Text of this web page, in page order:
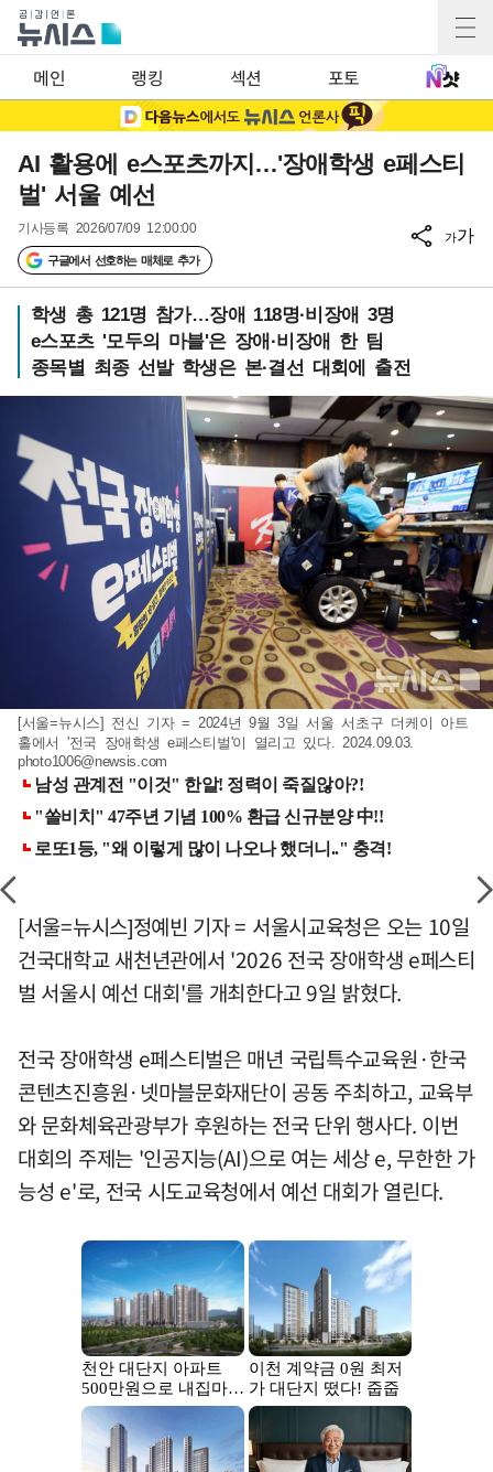
메인 랭킹 섹션 포토
AI 활용에 e스포츠까지…'장애학생 e페스티
벌' 서울 예선
기사등록 2026/07/09 12:00:00
구글에서 선호하는 매체로 추가
가가
학생 총 121명 참가…장애 118명·비장애 3명
e스포츠 '모두의 마블'은 장애·비장애 한 팀
종목별 최종 선발 학생은 본·결선 대회에 출전
[서울=뉴시스] 전신 기자 = 2024년 9월 3일 서울 서초구 더케이 아트
홀에서 '전국 장애학생 e페스티벌'이 열리고 있다. 2024.09.03.
photo1006@newsis.com
[서울=뉴시스]정예빈 기자 = 서울시교육청은 오는 10일
건국대학교 새천년관에서 '2026 전국 장애학생 e페스티
벌 서울시 예선 대회'를 개최한다고 9일 밝혔다.
전국 장애학생 e페스티벌은 매년 국립특수교육원·한국
콘텐츠진흥원·넷마블문화재단이 공동 주최하고, 교육부
와 문화체육관광부가 후원하는 전국 단위 행사다. 이번
대회의 주제는 '인공지능(AI)으로 여는 세상 e, 무한한 가
능성 e'로, 전국 시도교육청에서 예선 대회가 열린다.